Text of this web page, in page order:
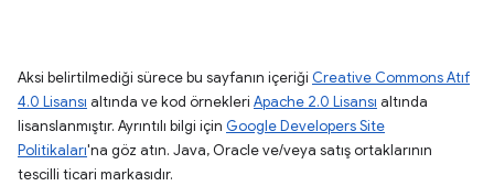
Aksi belirtilmediği sürece bu sayfanın içeriği Creative Commons Atıf
4.0 Lisansı altında ve kod örnekleri Apache 2.0 Lisansı altında
lisanslanmıştır. Ayrıntılı bilgi için Google Developers Site
Politikaları'na göz atın. Java, Oracle ve/veya satış ortaklarının
tescilli ticari markasıdır.